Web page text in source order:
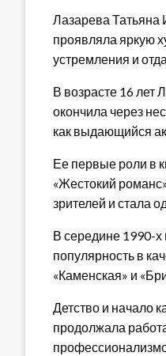
Лазарева Татьяна
проявляла яркую
устремления и
В возрасте 16 лет
окончила через
как выдающийся
Ее первые роли в
«Жестокий
зрителей и стала
В середине 1990-х
популярность в
«Каменская» и
Детство и начало
продолжала